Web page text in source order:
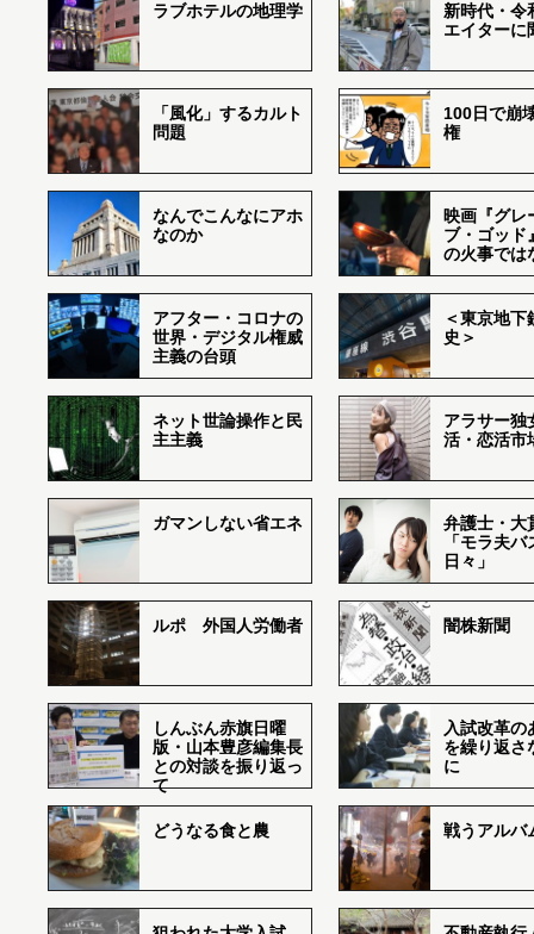
ラブホテルの地理学
新時代・令
エイターに
「風化」するカルト
問題
100日で崩
権
なんでこんなにアホ
なのか
映画『グレ
ブ・ゴッド
の火事では
アフター・コロナの
世界・デジタル権威
主義の台頭
＜東京地下
史＞
ネット世論操作と民
主主義
アラサー独
活・恋活市
ガマンしない省エネ
弁護士・大
「モラ夫
日々」
ルポ 外国人労働者 闇株新聞
しんぶん赤旗日曜
版・山本豊彦編集長
との対談を振り返っ
て
入試改革の
を繰り返さ
に
どうなる食と農 戦うアルバ